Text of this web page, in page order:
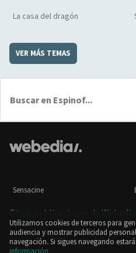
La casa del dragón
VER MÁS TEMAS
Sensacine
Otras publicaciones de Webedia
Utilizamos cookies de terceros para
audiencia y mostrar publicidad
navegación. Si sigues navegando
información